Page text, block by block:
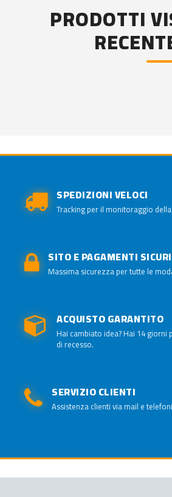
PRODOTTI
SPEDIZIONI VELOCI
Tracking per il monitoraggio
SITO E PAGAMENTI SICURI
Massima sicurezza per tutte le
ACQUISTO GARANTITO
Hai cambiato idea? Hai 14
di recesso.
SERVIZIO CLIENTI
Assistenza clienti via mail e